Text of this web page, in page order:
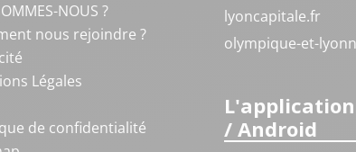
NOUS ?
nous rejoindre ?
Légales
de confidentialité
lyoncapitale.fr
olympique-et-
/ Android